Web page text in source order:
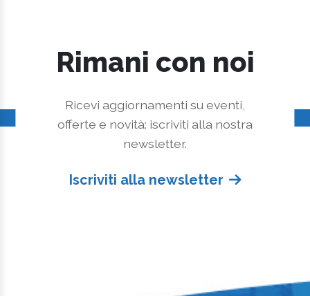
Rimani con noi
Ricevi aggiornamenti su eventi,
offerte e novità: iscriviti alla nostra
newsletter.
Iscriviti alla newsletter